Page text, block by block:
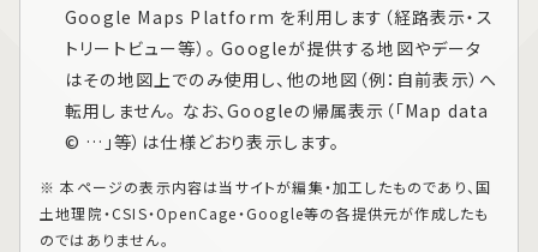
Google Maps Platform を利用します（経路表示・ス
トリートビュー等）。 Googleが提供する地図やデータ
はその地図上でのみ使用し、他の地図（例：自前表示）へ
転用しません。 なお、Googleの帰属表示（「Map data
© …」等）は仕様どおり表示します。
※ 本ページの表示内容は当サイトが編集・加工したものであり、国
土地理院・CSIS・OpenCage・Google等の各提供元が作成したも
のではありません。